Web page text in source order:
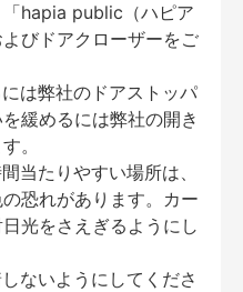
hapia public（ハピア
びドアクローザーをご
は弊社のドアストッパ
緩めるには弊社の開き
。
当たりやすい場所は、
恐れがあります。カー
光をさえぎるようにし
ないようにしてくださ